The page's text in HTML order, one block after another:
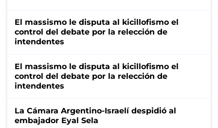
El massismo le disputa al kicillofismo el
control del debate por la relección de
intendentes
El massismo le disputa al kicillofismo el
control del debate por la relección de
intendentes
La Cámara Argentino-Israelí despidió al
embajador Eyal Sela